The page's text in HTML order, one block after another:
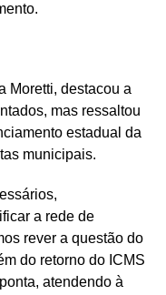
Moretti, destacou a
mas ressaltou
estadual da
municipais.
a rede de
rever a questão do
do retorno do ICMS
atendendo à